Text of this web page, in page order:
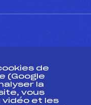
de
(Google
la
vous
vidéo et les